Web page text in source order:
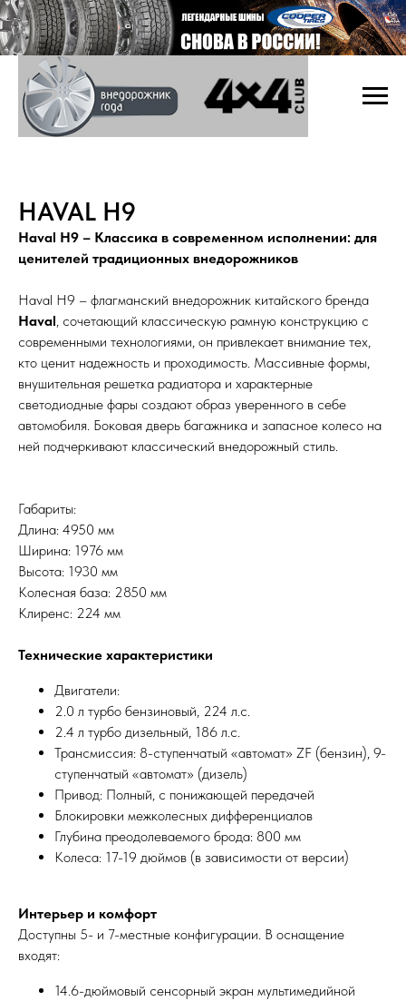
HAVAL H9
Haval H9 – Классика в современном исполнении: для
ценителей традиционных внедорожников
Haval H9 – флагманский внедорожник китайского бренда
Haval, сочетающий классическую рамную конструкцию с
современными технологиями, он привлекает внимание тех,
кто ценит надежность и проходимость. Массивные формы,
внушительная решетка радиатора и характерные
светодиодные фары создают образ уверенного в себе
автомобиля. Боковая дверь багажника и запасное колесо на
ней подчеркивают классический внедорожный стиль.
Габариты:
Длина: 4950 мм
Ширина: 1976 мм
Высота: 1930 мм
Колесная база: 2850 мм
Клиренс: 224 мм
Технические характеристики
Двигатели:
2.0 л турбо бензиновый, 224 л.с.
2.4 л турбо дизельный, 186 л.с.
Трансмиссия: 8-ступенчатый «автомат» ZF (бензин), 9-
ступенчатый «автомат» (дизель)
Привод: Полный, с понижающей передачей
Блокировки межколесных дифференциалов
Глубина преодолеваемого брода: 800 мм
Колеса: 17-19 дюймов (в зависимости от версии)
Интерьер и комфорт
Доступны 5- и 7-местные конфигурации. В оснащение
входят:
14.6-дюймовый сенсорный экран мультимедийной